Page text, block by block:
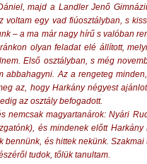
majd a Landler Jenő
egy vad fiúosztályban, s
– a ma már nagy hírű s valóban
olyan feladat elé állított,
Első osztályban, s még
Az a rengeteg
az, hogy Harkány négyest
az osztály befogadott.
magyartanárok: Nyári
és mindenek előtt
és hittek nekünk.
tudok, tőlük tanultam.